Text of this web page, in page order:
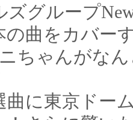
ズグループ
の曲をカバー
ちゃんがな
曲に東京ドー